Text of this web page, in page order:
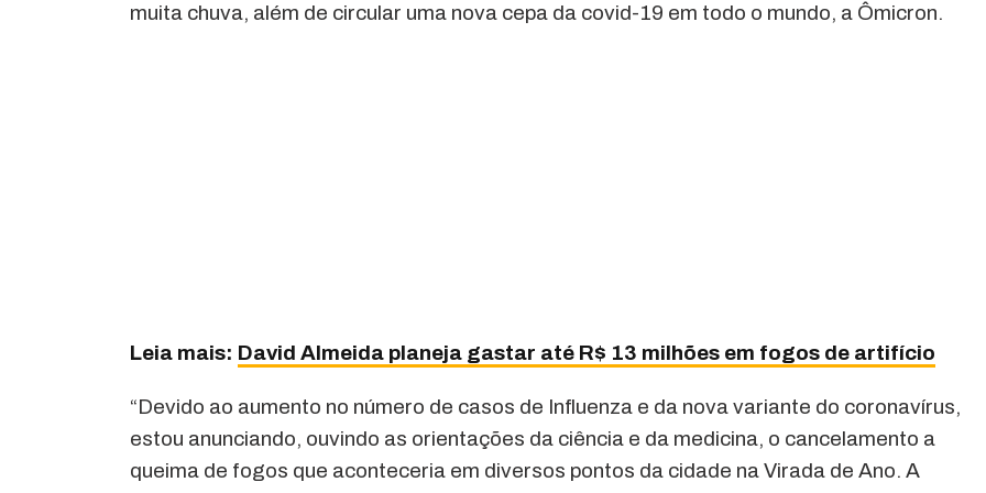
muita chuva, além de circular uma nova cepa da covid-19 em todo o mundo, a Ômicron.
Leia mais: David Almeida planeja gastar até R$ 13 milhões em fogos de artifício
“Devido ao aumento no número de casos de Influenza e da nova variante do coronavírus,
estou anunciando, ouvindo as orientações da ciência e da medicina, o cancelamento a
queima de fogos que aconteceria em diversos pontos da cidade na Virada de Ano. A